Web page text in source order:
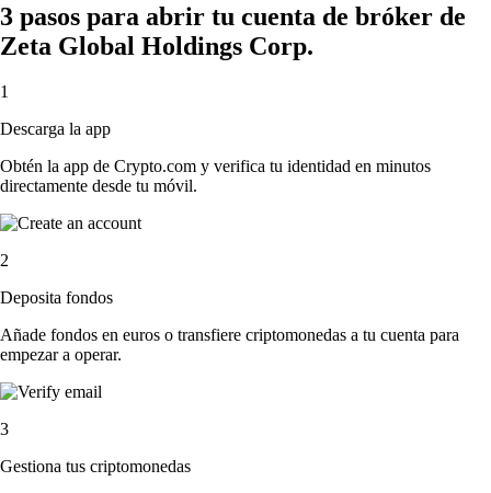
3 pasos para abrir tu cuenta de bróker de
Zeta Global Holdings Corp.
1
Descarga la app
Obtén la app de Crypto.com y verifica tu identidad en minutos
directamente desde tu móvil.
2
Deposita fondos
Añade fondos en euros o transfiere criptomonedas a tu cuenta para
empezar a operar.
3
Gestiona tus criptomonedas